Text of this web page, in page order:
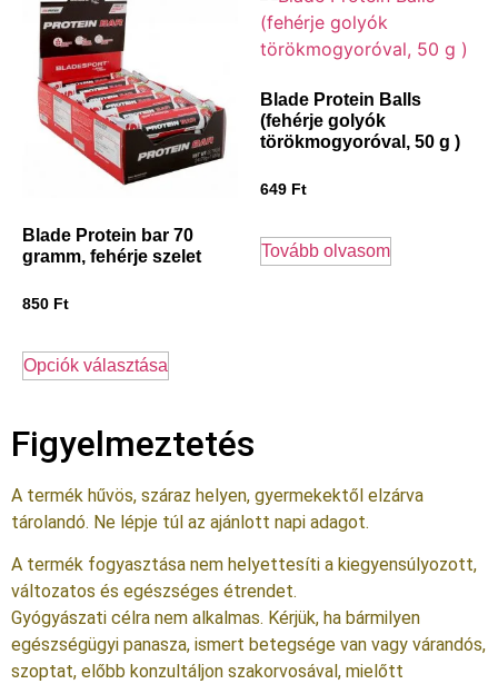
Blade Protein bar 70
gramm, fehérje szelet
850 Ft
Opciók választása
Blade Protein Balls
(fehérje golyók
törökmogyoróval, 50 g )
649 Ft
Tovább olvasom
Figyelmeztetés
A termék hűvös, száraz helyen, gyermekektől elzárva
tárolandó. Ne lépje túl az ajánlott napi adagot.
A termék fogyasztása nem helyettesíti a kiegyensúlyozott,
változatos és egészséges étrendet.
Gyógyászati célra nem alkalmas. Kérjük, ha bármilyen
egészségügyi panasza, ismert betegsége van vagy várandós,
szoptat, előbb konzultáljon szakorvosával, mielőtt